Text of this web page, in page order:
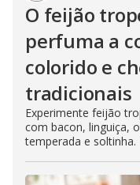
O feijão
perfuma a
colorido e
tradicionais
Experimente feijão
com bacon, linguiça,
temperada e soltinha.